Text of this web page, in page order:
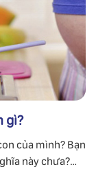
gì?
của mình? Bạn
này chưa?